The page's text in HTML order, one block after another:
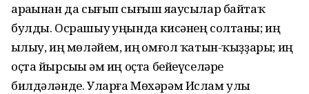
араһынан да сығып сығыш яһаусылар байтаҡ
булды. Осрашыу һуңында кисәнең солтаны; иң
һылыу, иң мөләйем, иң һомғол ҡатын-ҡыҙҙары; иң
оҫта йырсыһы һәм иң оҫта бейеүселәре
билдәләнде. Уларға Мөхәрәм Ислам улы